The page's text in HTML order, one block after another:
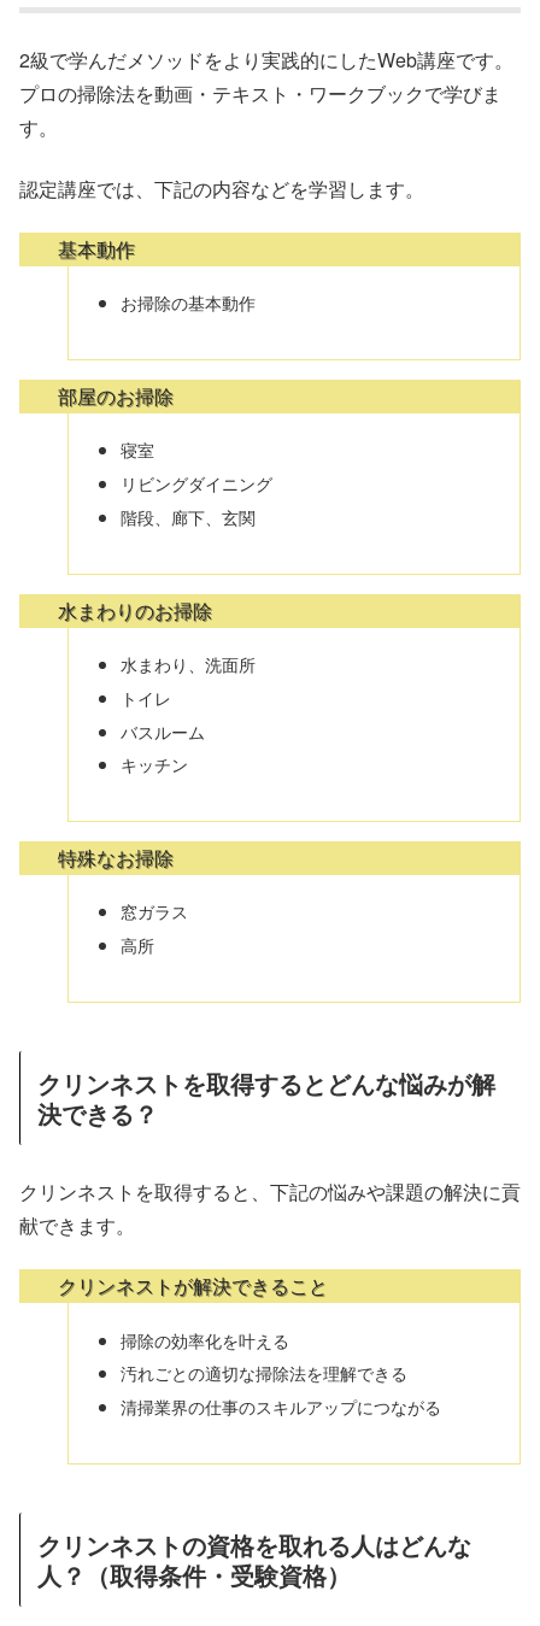
2級で学んだメソッドをより実践的にしたWeb講座です。
プロの掃除法を動画・テキスト・ワークブックで学びま
す。
認定講座では、下記の内容などを学習します。
基本動作
お掃除の基本動作
部屋のお掃除
寝室
リビングダイニング
階段、廊下、玄関
水まわりのお掃除
水まわり、洗面所
トイレ
バスルーム
キッチン
特殊なお掃除
窓ガラス
高所
クリンネストを取得するとどんな悩みが解
決できる？
クリンネストを取得すると、下記の悩みや課題の解決に貢
献できます。
クリンネストが解決できること
掃除の効率化を叶える
汚れごとの適切な掃除法を理解できる
清掃業界の仕事のスキルアップにつながる
クリンネストの資格を取れる人はどんな
人？（取得条件・受験資格）